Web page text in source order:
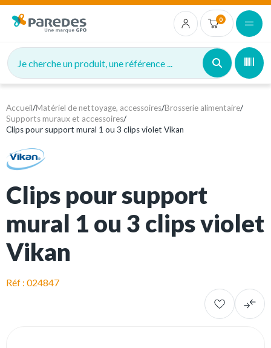
0
Je cherche un produit, une référence ...
Accueil/Matériel de nettoyage, accessoires/Brosserie alimentaire/
Supports muraux et accessoires/
Clips pour support mural 1 ou 3 clips violet Vikan
Clips pour support
mural 1 ou 3 clips violet
Vikan
Réf : 024847